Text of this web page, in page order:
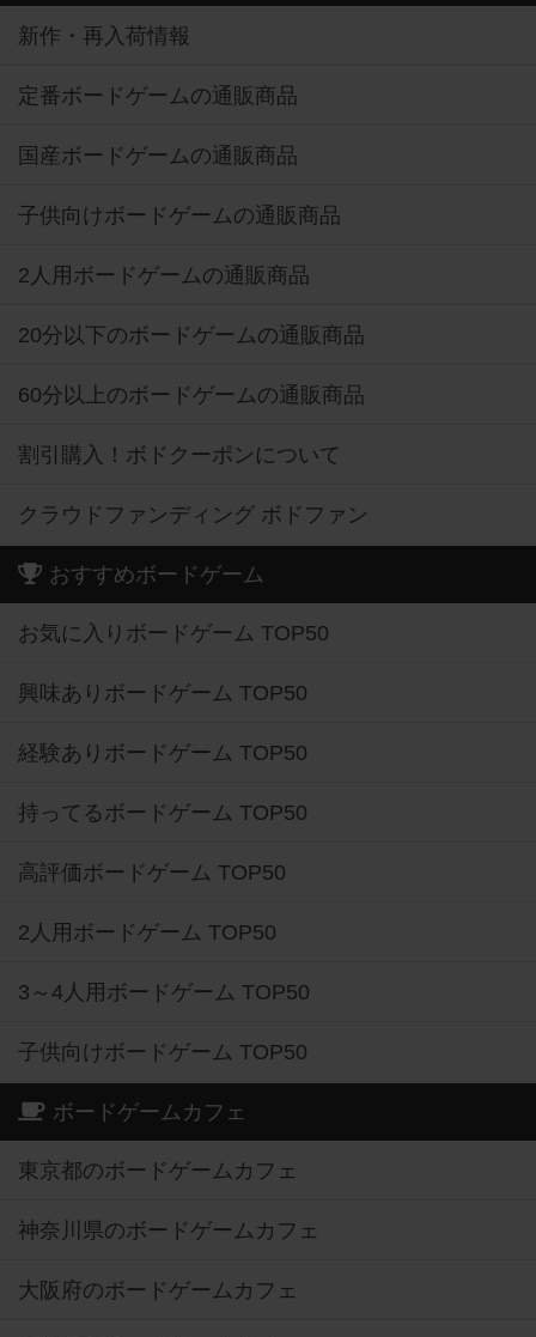
新作・再入荷情報
定番ボードゲームの通販商品
国産ボードゲームの通販商品
子供向けボードゲームの通販商品
2人用ボードゲームの通販商品
20分以下のボードゲームの通販商品
60分以上のボードゲームの通販商品
割引購入！ボドクーポンについて
クラウドファンディング ボドファン
おすすめボードゲーム
お気に入りボードゲーム TOP50
興味ありボードゲーム TOP50
経験ありボードゲーム TOP50
持ってるボードゲーム TOP50
高評価ボードゲーム TOP50
2人用ボードゲーム TOP50
3～4人用ボードゲーム TOP50
子供向けボードゲーム TOP50
ボードゲームカフェ
東京都のボードゲームカフェ
神奈川県のボードゲームカフェ
大阪府のボードゲームカフェ